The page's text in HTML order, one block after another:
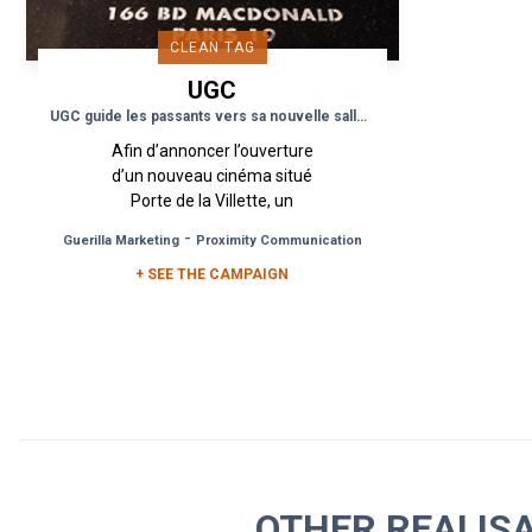
CLEAN TAG
UGC
UGC guide les passants vers sa nouvelle salle de cinéma
Afin d’annoncer l’ouverture
d’un nouveau cinéma situé
Porte de la Villette, un
en place visant à créer une
signalétique éphémère...
Guerilla Marketing- Proximity Communication
+ SEE THE CAMPAIGN